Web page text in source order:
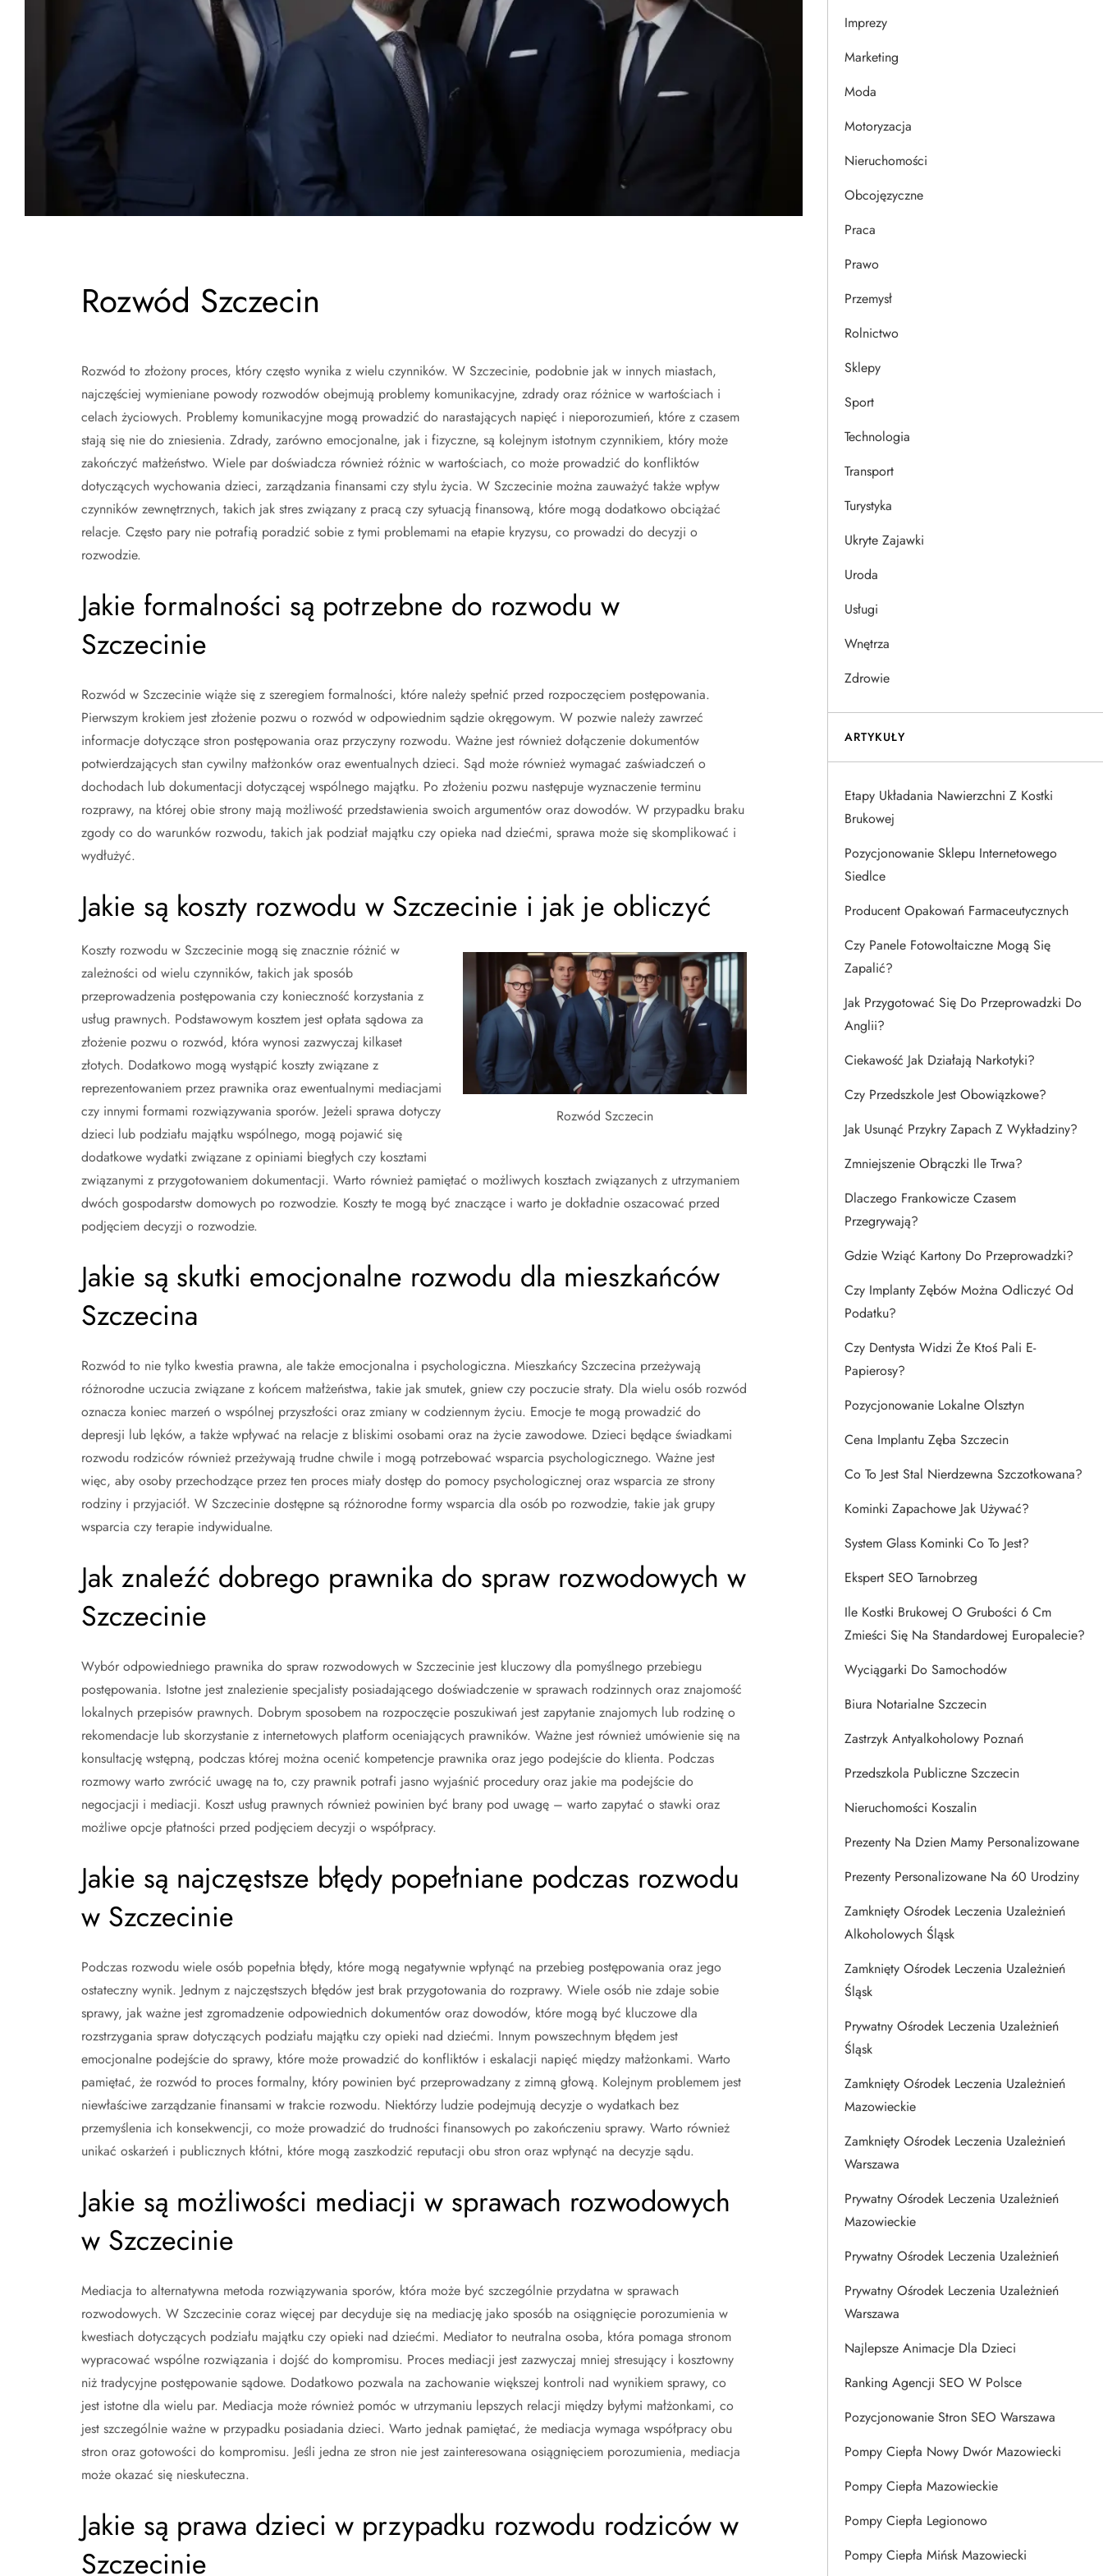
Rozwód Szczecin
Rozwód to złożony proces, który często wynika z wielu czynników. W Szczecinie, podobnie jak w innych miastach,
najczęściej wymieniane powody rozwodów obejmują problemy komunikacyjne, zdrady oraz różnice w wartościach i
celach życiowych. Problemy komunikacyjne mogą prowadzić do narastających napięć i nieporozumień, które z czasem
stają się nie do zniesienia. Zdrady, zarówno emocjonalne, jak i fizyczne, są kolejnym istotnym czynnikiem, który może
zakończyć małżeństwo. Wiele par doświadcza również różnic w wartościach, co może prowadzić do konfliktów
dotyczących wychowania dzieci, zarządzania finansami czy stylu życia. W Szczecinie można zauważyć także wpływ
czynników zewnętrznych, takich jak stres związany z pracą czy sytuacją finansową, które mogą dodatkowo obciążać
relacje. Często pary nie potrafią poradzić sobie z tymi problemami na etapie kryzysu, co prowadzi do decyzji o
rozwodzie.
Jakie formalności są potrzebne do rozwodu w
Szczecinie
Rozwód w Szczecinie wiąże się z szeregiem formalności, które należy spełnić przed rozpoczęciem postępowania.
Pierwszym krokiem jest złożenie pozwu o rozwód w odpowiednim sądzie okręgowym. W pozwie należy zawrzeć
informacje dotyczące stron postępowania oraz przyczyny rozwodu. Ważne jest również dołączenie dokumentów
potwierdzających stan cywilny małżonków oraz ewentualnych dzieci. Sąd może również wymagać zaświadczeń o
dochodach lub dokumentacji dotyczącej wspólnego majątku. Po złożeniu pozwu następuje wyznaczenie terminu
rozprawy, na której obie strony mają możliwość przedstawienia swoich argumentów oraz dowodów. W przypadku braku
zgody co do warunków rozwodu, takich jak podział majątku czy opieka nad dziećmi, sprawa może się skomplikować i
wydłużyć.
Jakie są koszty rozwodu w Szczecinie i jak je obliczyć
Rozwód Szczecin
Koszty rozwodu w Szczecinie mogą się znacznie różnić w
zależności od wielu czynników, takich jak sposób
przeprowadzenia postępowania czy konieczność korzystania z
usług prawnych. Podstawowym kosztem jest opłata sądowa za
złożenie pozwu o rozwód, która wynosi zazwyczaj kilkaset
złotych. Dodatkowo mogą wystąpić koszty związane z
reprezentowaniem przez prawnika oraz ewentualnymi mediacjami
czy innymi formami rozwiązywania sporów. Jeżeli sprawa dotyczy
dzieci lub podziału majątku wspólnego, mogą pojawić się
dodatkowe wydatki związane z opiniami biegłych czy kosztami
związanymi z przygotowaniem dokumentacji. Warto również pamiętać o możliwych kosztach związanych z utrzymaniem
dwóch gospodarstw domowych po rozwodzie. Koszty te mogą być znaczące i warto je dokładnie oszacować przed
podjęciem decyzji o rozwodzie.
Jakie są skutki emocjonalne rozwodu dla mieszkańców
Szczecina
Rozwód to nie tylko kwestia prawna, ale także emocjonalna i psychologiczna. Mieszkańcy Szczecina przeżywają
różnorodne uczucia związane z końcem małżeństwa, takie jak smutek, gniew czy poczucie straty. Dla wielu osób rozwód
oznacza koniec marzeń o wspólnej przyszłości oraz zmiany w codziennym życiu. Emocje te mogą prowadzić do
depresji lub lęków, a także wpływać na relacje z bliskimi osobami oraz na życie zawodowe. Dzieci będące świadkami
rozwodu rodziców również przeżywają trudne chwile i mogą potrzebować wsparcia psychologicznego. Ważne jest
więc, aby osoby przechodzące przez ten proces miały dostęp do pomocy psychologicznej oraz wsparcia ze strony
rodziny i przyjaciół. W Szczecinie dostępne są różnorodne formy wsparcia dla osób po rozwodzie, takie jak grupy
wsparcia czy terapie indywidualne.
Jak znaleźć dobrego prawnika do spraw rozwodowych w
Szczecinie
Wybór odpowiedniego prawnika do spraw rozwodowych w Szczecinie jest kluczowy dla pomyślnego przebiegu
postępowania. Istotne jest znalezienie specjalisty posiadającego doświadczenie w sprawach rodzinnych oraz znajomość
lokalnych przepisów prawnych. Dobrym sposobem na rozpoczęcie poszukiwań jest zapytanie znajomych lub rodzinę o
rekomendacje lub skorzystanie z internetowych platform oceniających prawników. Ważne jest również umówienie się na
konsultację wstępną, podczas której można ocenić kompetencje prawnika oraz jego podejście do klienta. Podczas
rozmowy warto zwrócić uwagę na to, czy prawnik potrafi jasno wyjaśnić procedury oraz jakie ma podejście do
negocjacji i mediacji. Koszt usług prawnych również powinien być brany pod uwagę – warto zapytać o stawki oraz
możliwe opcje płatności przed podjęciem decyzji o współpracy.
Jakie są najczęstsze błędy popełniane podczas rozwodu
w Szczecinie
Podczas rozwodu wiele osób popełnia błędy, które mogą negatywnie wpłynąć na przebieg postępowania oraz jego
ostateczny wynik. Jednym z najczęstszych błędów jest brak przygotowania do rozprawy. Wiele osób nie zdaje sobie
sprawy, jak ważne jest zgromadzenie odpowiednich dokumentów oraz dowodów, które mogą być kluczowe dla
rozstrzygania spraw dotyczących podziału majątku czy opieki nad dziećmi. Innym powszechnym błędem jest
emocjonalne podejście do sprawy, które może prowadzić do konfliktów i eskalacji napięć między małżonkami. Warto
pamiętać, że rozwód to proces formalny, który powinien być przeprowadzany z zimną głową. Kolejnym problemem jest
niewłaściwe zarządzanie finansami w trakcie rozwodu. Niektórzy ludzie podejmują decyzje o wydatkach bez
przemyślenia ich konsekwencji, co może prowadzić do trudności finansowych po zakończeniu sprawy. Warto również
unikać oskarżeń i publicznych kłótni, które mogą zaszkodzić reputacji obu stron oraz wpłynąć na decyzje sądu.
Jakie są możliwości mediacji w sprawach rozwodowych
w Szczecinie
Mediacja to alternatywna metoda rozwiązywania sporów, która może być szczególnie przydatna w sprawach
rozwodowych. W Szczecinie coraz więcej par decyduje się na mediację jako sposób na osiągnięcie porozumienia w
kwestiach dotyczących podziału majątku czy opieki nad dziećmi. Mediator to neutralna osoba, która pomaga stronom
wypracować wspólne rozwiązania i dojść do kompromisu. Proces mediacji jest zazwyczaj mniej stresujący i kosztowny
niż tradycyjne postępowanie sądowe. Dodatkowo pozwala na zachowanie większej kontroli nad wynikiem sprawy, co
jest istotne dla wielu par. Mediacja może również pomóc w utrzymaniu lepszych relacji między byłymi małżonkami, co
jest szczególnie ważne w przypadku posiadania dzieci. Warto jednak pamiętać, że mediacja wymaga współpracy obu
stron oraz gotowości do kompromisu. Jeśli jedna ze stron nie jest zainteresowana osiągnięciem porozumienia, mediacja
może okazać się nieskuteczna.
Jakie są prawa dzieci w przypadku rozwodu rodziców w
Szczecinie
Imprezy
Marketing
Moda
Motoryzacja
Nieruchomości
Obcojęzyczne
Praca
Prawo
Przemysł
Rolnictwo
Sklepy
Sport
Technologia
Transport
Turystyka
Ukryte Zajawki
Uroda
Usługi
Wnętrza
Zdrowie
ARTYKUŁY
Etapy Układania Nawierzchni Z Kostki
Brukowej
Pozycjonowanie Sklepu Internetowego
Siedlce
Producent Opakowań Farmaceutycznych
Czy Panele Fotowoltaiczne Mogą Się
Zapalić?
Jak Przygotować Się Do Przeprowadzki Do
Anglii?
Ciekawość Jak Działają Narkotyki?
Czy Przedszkole Jest Obowiązkowe?
Jak Usunąć Przykry Zapach Z Wykładziny?
Zmniejszenie Obrączki Ile Trwa?
Dlaczego Frankowicze Czasem
Przegrywają?
Gdzie Wziąć Kartony Do Przeprowadzki?
Czy Implanty Zębów Można Odliczyć Od
Podatku?
Czy Dentysta Widzi Że Ktoś Pali E-
Papierosy?
Pozycjonowanie Lokalne Olsztyn
Cena Implantu Zęba Szczecin
Co To Jest Stal Nierdzewna Szczotkowana?
Kominki Zapachowe Jak Używać?
System Glass Kominki Co To Jest?
Ekspert SEO Tarnobrzeg
Ile Kostki Brukowej O Grubości 6 Cm
Zmieści Się Na Standardowej Europalecie?
Wyciągarki Do Samochodów
Biura Notarialne Szczecin
Zastrzyk Antyalkoholowy Poznań
Przedszkola Publiczne Szczecin
Nieruchomości Koszalin
Prezenty Na Dzien Mamy Personalizowane
Prezenty Personalizowane Na 60 Urodziny
Zamknięty Ośrodek Leczenia Uzależnień
Alkoholowych Śląsk
Zamknięty Ośrodek Leczenia Uzależnień
Śląsk
Prywatny Ośrodek Leczenia Uzależnień
Śląsk
Zamknięty Ośrodek Leczenia Uzależnień
Mazowieckie
Zamknięty Ośrodek Leczenia Uzależnień
Warszawa
Prywatny Ośrodek Leczenia Uzależnień
Mazowieckie
Prywatny Ośrodek Leczenia Uzależnień
Prywatny Ośrodek Leczenia Uzależnień
Warszawa
Najlepsze Animacje Dla Dzieci
Ranking Agencji SEO W Polsce
Pozycjonowanie Stron SEO Warszawa
Pompy Ciepła Nowy Dwór Mazowiecki
Pompy Ciepła Mazowieckie
Pompy Ciepła Legionowo
Pompy Ciepła Mińsk Mazowiecki